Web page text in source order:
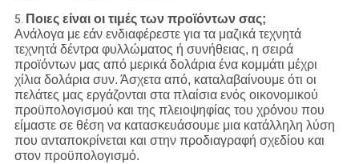
5. Ποιες είναι οι τιμές των προϊόντων σας;
Ανάλογα με εάν ενδιαφέρεστε για τα μαζικά τεχνητά
τεχνητά δέντρα φυλλώματος ή συνήθειας, η σειρά
προϊόντων μας από μερικά δολάρια ένα κομμάτι μέχρι
χίλια δολάρια συν. Άσχετα από, καταλαβαίνουμε ότι οι
πελάτες μας εργάζονται στα πλαίσια ενός οικονομικού
προϋπολογισμού και της πλειοψηφίας του χρόνου που
είμαστε σε θέση να κατασκευάσουμε μια κατάλληλη λύση
που ανταποκρίνεται και στην προδιαγραφή σχεδίου και
στον προϋπολογισμό.